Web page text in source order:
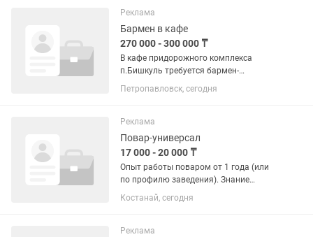
витрину в...
Реклама
Бармен в кафе
270 000 - 300 000 ₸
В кафе придорожного комплекса
п.Бишкуль требуется бармен-
официант, желательно с опытом
работы в кафе и знанием компьютера.
График работы сутки/двое. Оплата
270...
Петропавловск, сегодня
Реклама
Повар-универсал
17 000 - 20 000 ₸
Опыт работы поваром от 1 года (или
по профилю заведения). Знание
технологий приготовления блюд и
санитарных норм. Умение работать по
стандартов качества и подачи...
Костанай, сегодня
Реклама